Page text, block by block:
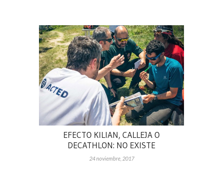
EFECTO KILIAN, CALLEJA O
DECATHLON: NO EXISTE
24 noviembre, 2017